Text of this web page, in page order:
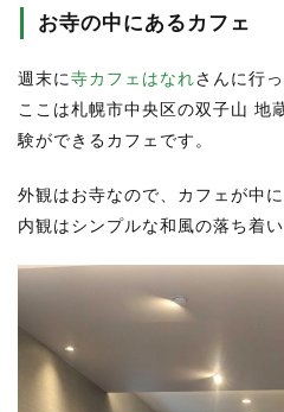
プライバシーポリシー
お寺の中にあるカフェ
週末に寺カフェはなれさんに行
ここは札幌市中央区の双子山 地
験ができるカフェです。
外観はお寺なので、カフェが中
内観はシンプルな和風の落ち着い